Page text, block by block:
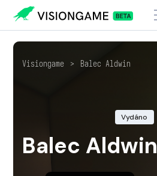
Visiongame > Balec Aldwin
Vydáno
Balec Aldwin